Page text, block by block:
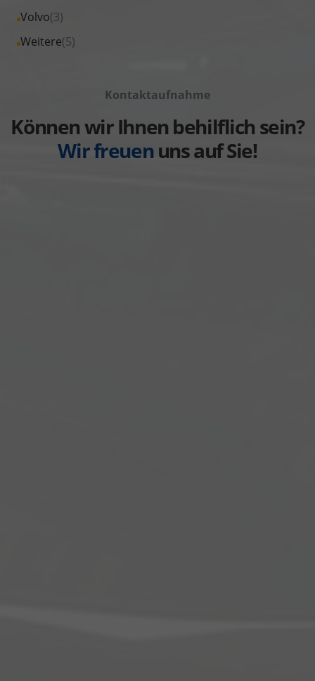
anzeigen
Toyota
anzeigen
Fahrzeuge
Volkswagen
Volvo(3)
Alle
Fahrzeuge
Weitere(5)
Alle
anzeigen
Kontaktaufnahme
Können wir Ihnen behilflich sein?
Wir freuenuns auf Sie!